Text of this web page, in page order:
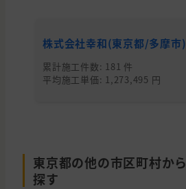
神奈川県
相模原市
外壁と屋根
神奈川県
相模原市
外壁と屋根
神奈川県
株式会社幸和(東京都/多摩市)
累計施工件数: 181 件
平均施工単価: 1,273,495 円
東京都の他の市区町村か
探す